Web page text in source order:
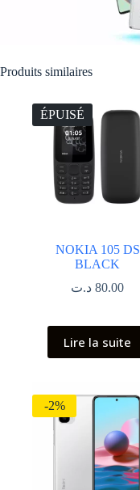
Produits similaires
ÉPUISÉ
NOKIA 105 DS
BLACK
80.00 د.ت
Lire la suite
-2%